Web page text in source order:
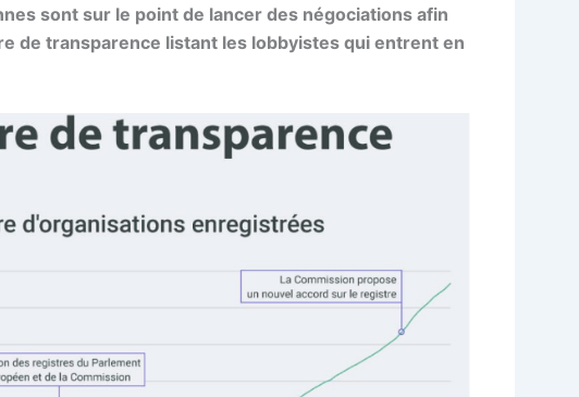
sont sur le point de lancer des négociations afin
de transparence listant les lobbyistes qui entrent en